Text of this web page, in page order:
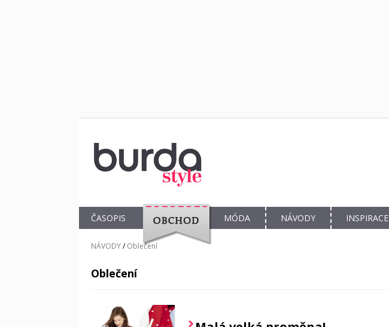
ČASOPIS
OBCHOD
MÓDA NÁVODY INSPIRACE
NÁVODY/ Oblečení
Oblečení